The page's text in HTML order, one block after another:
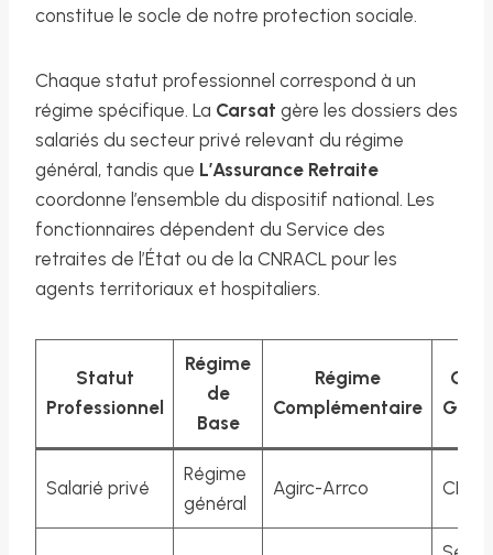
constitue le socle de notre protection sociale.
Chaque statut professionnel correspond à un
régime spécifique. La Carsat gère les dossiers des
salariés du secteur privé relevant du régime
général, tandis que L’Assurance Retraite
coordonne l’ensemble du dispositif national. Les
fonctionnaires dépendent du Service des
retraites de l’État ou de la CNRACL pour les
agents territoriaux et hospitaliers.
Statut
Professionnel
Régime
de
Base
Régime
Complémentaire
Salarié privé
Régime
général
Agirc-Arrco